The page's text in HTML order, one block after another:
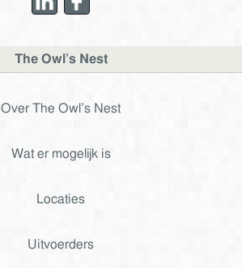
The Owl’s Nest
Over The Owl’s Nest
Wat er mogelijk is
Locaties
Uitvoerders